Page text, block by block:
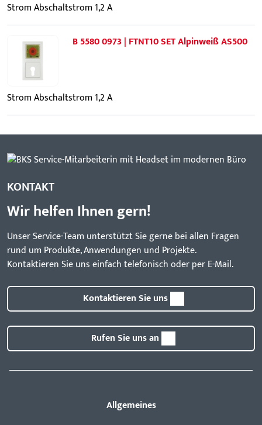
Strom Abschaltstrom 1,2 A
B 5580 0973 | FTNT10 SET Alpinweiß AS500
Strom Abschaltstrom 1,2 A
KONTAKT
Wir helfen Ihnen gern!
Unser Service-Team unterstützt Sie gerne bei allen Fragen
rund um Produkte, Anwendungen und Projekte.
Kontaktieren Sie uns einfach telefonisch oder per E-Mail.
Kontaktieren Sie uns
Rufen Sie uns an
Allgemeines